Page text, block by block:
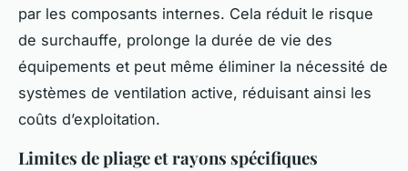
par les composants internes. Cela réduit le risque
de surchauffe, prolonge la durée de vie des
équipements et peut même éliminer la nécessité de
systèmes de ventilation active, réduisant ainsi les
coûts d’exploitation.
Limites de pliage et rayons spécifiques